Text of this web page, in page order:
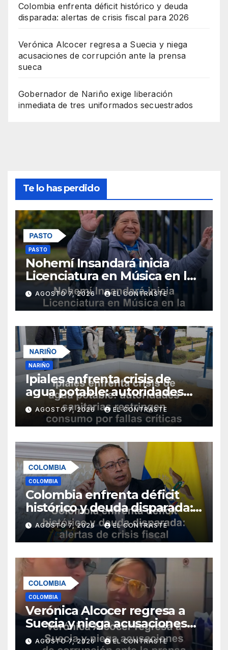
Colombia enfrenta déficit histórico y deuda
disparada: alertas de crisis fiscal para 2026
Verónica Alcocer regresa a Suecia y niega
acusaciones de corrupción ante la prensa
sueca
Gobernador de Nariño exige liberación
inmediata de tres uniformados secuestrados
Te lo has perdido
PASTO
Nohemí Insandará inicia
Licenciatura en Música en la
Universidad de Nariño
AGOSTO 7, 2026 EL CONTRASTE
NARIÑO
Ipiales enfrenta crisis de
agua potable: autoridades
sanitarias restringen
consumo por fallas críticas
en tratamiento
AGOSTO 7, 2026 EL CONTRASTE
COLOMBIA
Colombia enfrenta déficit
histórico y deuda disparada:
alertas de crisis fiscal para
2026
AGOSTO 7, 2026 EL CONTRASTE
COLOMBIA
Verónica Alcocer regresa a
Suecia y niega acusaciones
de corrupción ante la prensa
AGOSTO 7, 2026 EL CONTRASTE